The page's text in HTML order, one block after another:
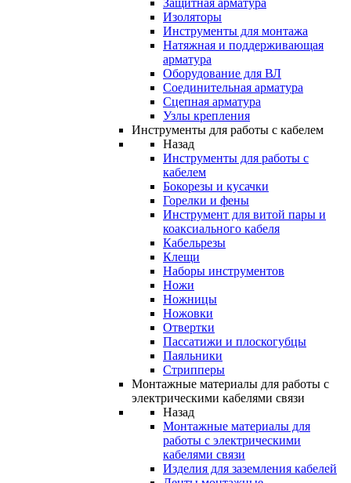
Защитная арматура
Изоляторы
Инструменты для монтажа
Натяжная и поддерживающая
арматура
Оборудование для ВЛ
Соединительная арматура
Сцепная арматура
Узлы крепления
Инструменты для работы с кабелем
Назад
Инструменты для работы с
кабелем
Бокорезы и кусачки
Горелки и фены
Инструмент для витой пары и
коаксиального кабеля
Кабельрезы
Клещи
Наборы инструментов
Ножи
Ножницы
Ножовки
Отвертки
Пассатижи и плоскогубцы
Паяльники
Стрипперы
Монтажные материалы для работы с
электрическими кабелями связи
Назад
Монтажные материалы для
работы с электрическими
кабелями связи
Изделия для заземления кабелей